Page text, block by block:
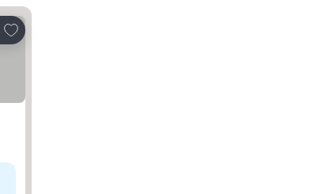
Aggiungi ai preferiti